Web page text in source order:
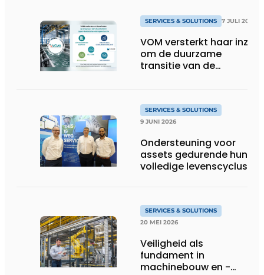
SERVICES & SOLUTIONS 7 JULI 2026
VOM versterkt haar inzet
om de duurzame
transitie van de
SERVICES & SOLUTIONS
9 JUNI 2026
Ondersteuning voor
assets gedurende hun
volledige levenscyclus
SERVICES & SOLUTIONS
20 MEI 2026
Veiligheid als
fundament in
machinebouw en -